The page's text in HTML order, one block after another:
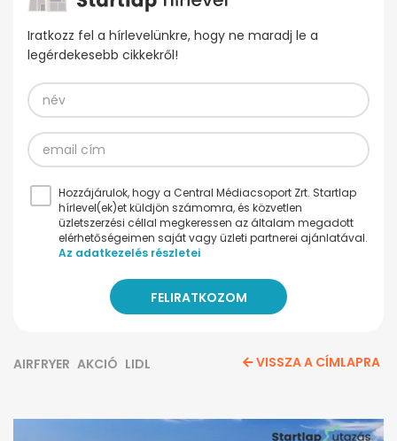
Iratkozz fel a hírlevelünkre, hogy ne maradj le a
legérdekesebb cikkekről!
Hozzájárulok, hogy a Central Médiacsoport Zrt. Startlap
hírlevel(ek)et küldjön számomra, és közvetlen
üzletszerzési céllal megkeressen az általam megadott
elérhetőségeimen saját vagy üzleti partnerei ajánlatával.
Az adatkezelés részletei
AIRFRYER AKCIÓ LIDL VISSZA A CÍMLAPRA